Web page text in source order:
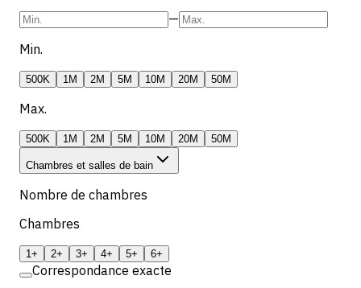
—
Min.
500K 1M 2M 5M 10M 20M 50M
Max.
500K 1M 2M 5M 10M 20M 50M
Chambres et salles de bain
Nombre de chambres
Chambres
1+ 2+ 3+ 4+ 5+ 6+
Correspondance exacte